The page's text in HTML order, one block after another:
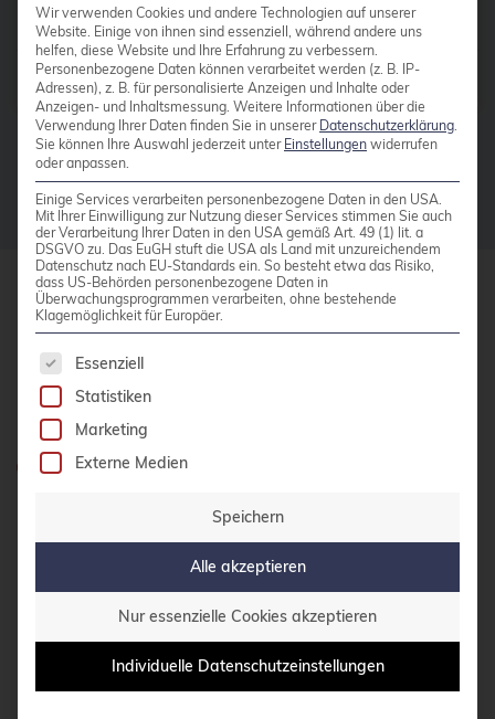
Automatisierung
Automatisierung
AWS
Azure
backup
Benchmarks
bhyve
bitnami
BSD
BSP
Bug Squashing Party
Buildah
busan
cadence
Call for papers
Cassandra
Beiträge voncredativ Redaktion
credativ GmbH
41179 Mönchengladbach
Haben Sie Fragen?
0800 credati(v)
+49 2161 9174200
E-Mail schreiben
KONTAKT AUFNEHMEN
Wir verwenden Cookies und andere Technologien auf unserer
Website. Einige von ihnen sind essenziell, während andere uns
helfen, diese Website und Ihre Erfahrung zu verbessern.
Personenbezogene Daten können verarbeitet werden (z. B. IP-
Adressen), z. B. für personalisierte Anzeigen und Inhalte oder
Anzeigen- und Inhaltsmessung. Weitere Informationen über die
Verwendung Ihrer Daten finden Sie in unserer Datenschutzerklärung.
Sie können Ihre Auswahl jederzeit unter Einstellungen widerrufen
oder anpassen.
Einige Services verarbeiten personenbezogene Daten in den USA.
Mit Ihrer Einwilligung zur Nutzung dieser Services stimmen Sie auch
der Verarbeitung Ihrer Daten in den USA gemäß Art. 49 (1) lit. a
DSGVO zu. Das EuGH stuft die USA als Land mit unzureichendem
Datenschutz nach EU-Standards ein. So besteht etwa das Risiko,
dass US-Behörden personenbezogene Daten in
Überwachungsprogrammen verarbeiten, ohne bestehende
Klagemöglichkeit für Europäer.
Es folgt eine Liste der Service-Gruppen, für die
Essenziell
Statistiken
Marketing
Externe Medien
Speichern
Alle akzeptieren
Nur essenzielle Cookies akzeptieren
Individuelle Datenschutzeinstellungen